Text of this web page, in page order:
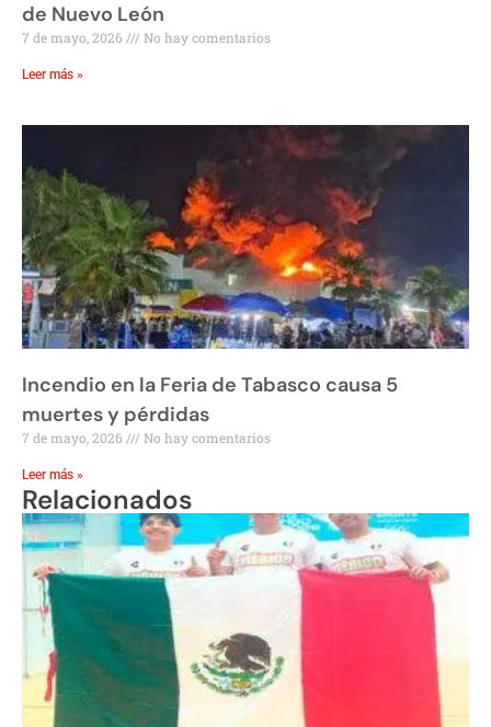
de Nuevo León
7 de mayo, 2026 No hay comentarios
Leer más »
Incendio en la Feria de Tabasco causa 5
muertes y pérdidas
7 de mayo, 2026 No hay comentarios
Leer más »
Relacionados